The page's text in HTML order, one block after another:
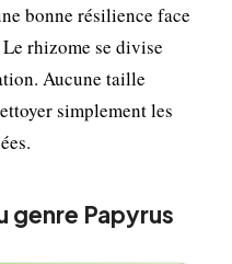
bonne résilience face
rhizome se divise
Aucune taille
simplement les
genre Papyrus